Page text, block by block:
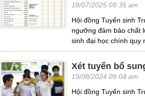
18/07/2025 09:35 am
Hội đồng Tuyển sinh
ngưỡng đảm bảo chất
sinh đại học chính quy
Xét tuyển bổ
19/08/2024 09:04 am
Hội đồng Tuyển sinh